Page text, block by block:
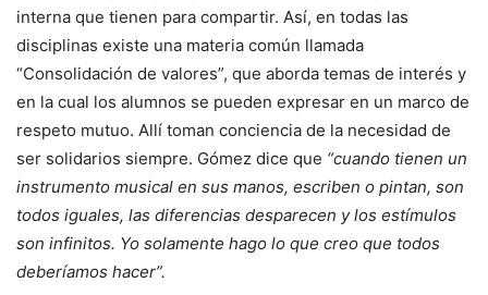
interna que tienen para compartir. Así, en todas las
disciplinas existe una materia común llamada
“Consolidación de valores”, que aborda temas de interés y
en la cual los alumnos se pueden expresar en un marco de
respeto mutuo. Allí toman conciencia de la necesidad de
ser solidarios siempre. Gómez dice que “cuando tienen un
instrumento musical en sus manos, escriben o pintan, son
todos iguales, las diferencias desparecen y los estímulos
son infinitos. Yo solamente hago lo que creo que todos
deberíamos hacer”.